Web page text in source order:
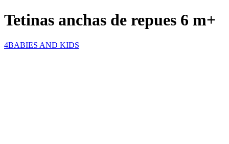
Tetinas anchas de repues 6 m+
4BABIES AND KIDS